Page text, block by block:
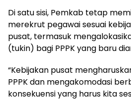
Di satu sisi, Pemkab tetap
merekrut pegawai sesuai
pusat, termasuk
(tukin) bagi PPPK yang baru
“Kebijakan pusat
PPPK dan mengakomodasi
konsekuensi yang harus kita